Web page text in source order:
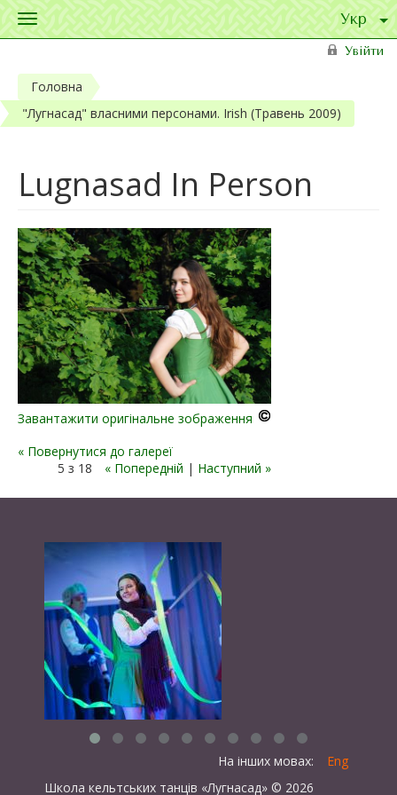
Toggle
Увійти
Головна
"Лугнасад" власними персонами. Irish (Травень 2009)
Lugnasad In Person
Завантажити оригінальне зображення
« Повернутися до галереї
5 з 18
« Попередній | Наступний »
На інших мовах:
Eng
Школа кельтських танців «Лугнасад» © 2026